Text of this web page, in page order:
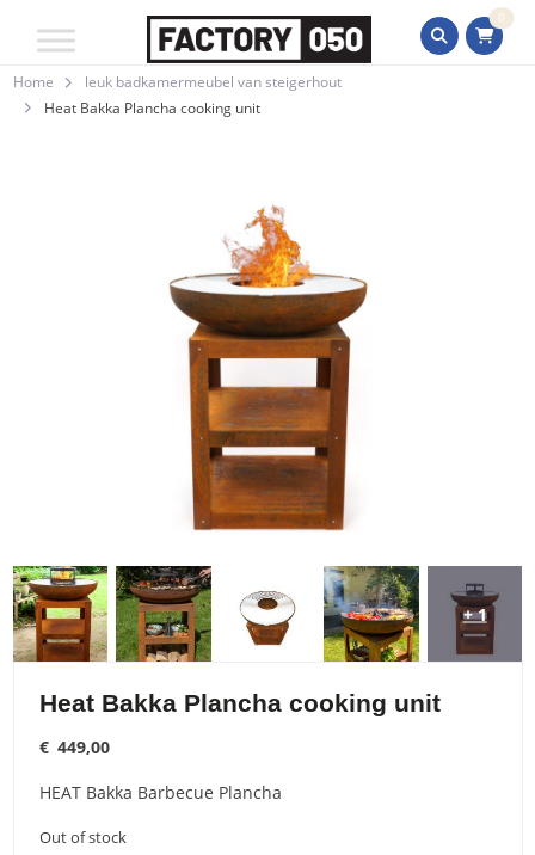
0
Home
leuk badkamermeubel van steigerhout
Heat Bakka Plancha cooking unit
+ 1
Heat Bakka Plancha cooking unit
€ 449,00
HEAT Bakka Barbecue Plancha
Out of stock